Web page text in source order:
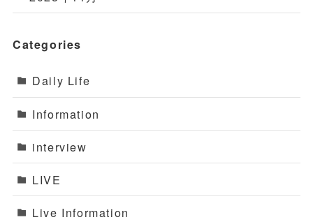
Categories
Daily Life
Information
interview
LIVE
Live Information